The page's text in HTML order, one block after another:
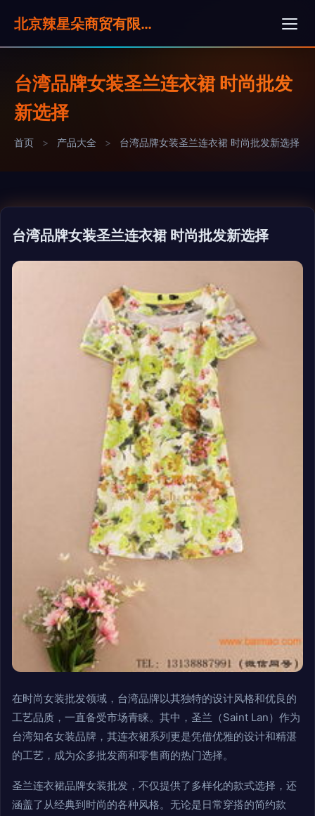
北京辣星朵商贸有限公司
台湾品牌女装圣兰连衣裙 时尚批发
新选择
首页 > 产品大全 > 台湾品牌女装圣兰连衣裙 时尚批发新选择
台湾品牌女装圣兰连衣裙 时尚批发新选择
在时尚女装批发领域，台湾品牌以其独特的设计风格和优良的
工艺品质，一直备受市场青睐。其中，圣兰（Saint Lan）作为
台湾知名女装品牌，其连衣裙系列更是凭借优雅的设计和精湛
的工艺，成为众多批发商和零售商的热门选择。
圣兰连衣裙品牌女装批发，不仅提供了多样化的款式选择，还
涵盖了从经典到时尚的各种风格。无论是日常穿搭的简约款